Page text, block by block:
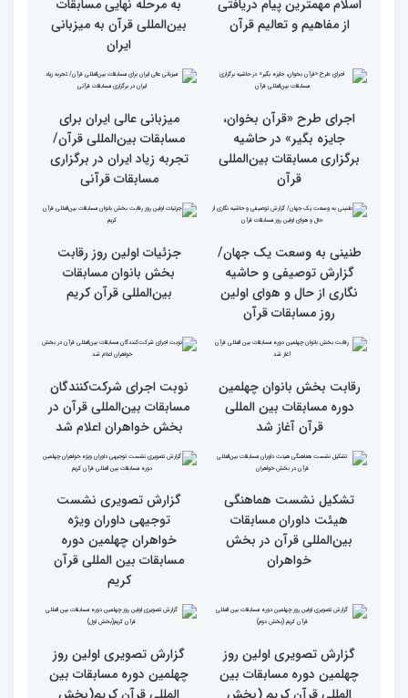
حضوری اعلام می‌شود
استقبال کم‌نظیر مردم از
شرعی در حاشیه چهلمین
دوره مسابقات بین‌المللی
قرآن
انس با قرآن بهترین نقشه
راه برای زندگی افراد مختلف
اسلام مهمترین پیام دریافتی
از مفاهیم و تعالیم قرآن
به مرحله نهایی مسابقات
بین‌المللی قرآن به میزبانی
ایران
جایزه بگیر» در حاشیه
برگزاری مسابقات بین‌المللی
قرآن
مسابقات بین‌المللی قرآن/
تجربه زیاد ایران در برگزاری
مسابقات قرآنی
طنینی به وسعت یک جهان/
گزارش توصیفی و حاشیه
نگاری از حال و هوای اولین
روز مسابقات قرآن
جزئیات اولین روز رقابت
بخش بانوان مسابقات
بین‌المللی قرآن کریم
دوره مسابقات بین المللی
قرآن آغاز شد
مسابقات بین‌المللی قرآن در
بخش خواهران اعلام شد